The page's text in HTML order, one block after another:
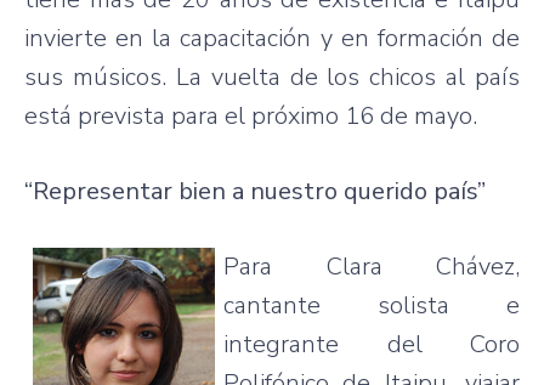
invierte en la capacitación y en formación de
sus músicos. La vuelta de los chicos al país
está prevista para el próximo 16 de mayo.
“Representar bien a nuestro querido país”
Para Clara Chávez,
cantante solista e
integrante del Coro